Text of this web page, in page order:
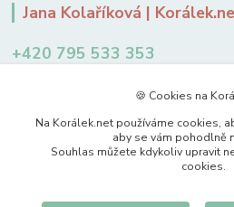
Jana Kolaříková |
+420 795 533 353
🍪 Cookies na
Na Korálek.net používáme cookies,
aby se vám pohodlně
Souhlas můžete kdykoliv upravit
cookies.